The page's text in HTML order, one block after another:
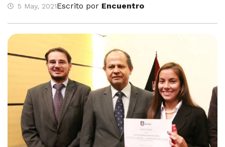
5 May, 2021Escrito por Encuentro